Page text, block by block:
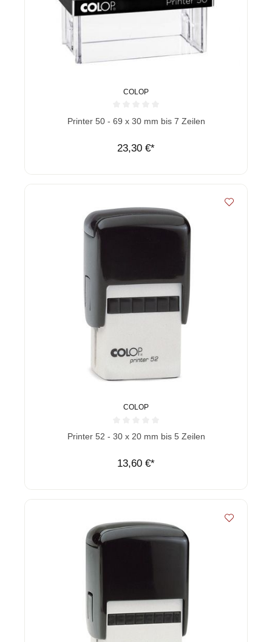
COLOP
Durchschnittliche Bewertung von 0 von 5 Sternen
Printer 50 - 69 x 30 mm bis 7 Zeilen
23,30 €*
COLOP
Durchschnittliche Bewertung von 0 von 5 Sternen
Printer 52 - 30 x 20 mm bis 5 Zeilen
13,60 €*